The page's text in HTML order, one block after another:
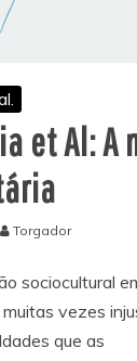
et Al: A
Torgador
sociocultural
vezes
que as